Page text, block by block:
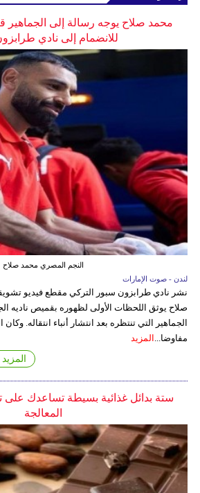
محمد صلاح يوجه رسالة إلى الجماهير
للانضمام إلى نادي
النجم المصري محمد صلاح
لندن - صوت الإمارات
نشر نادي طرابزون سبور التركي مقطع فيديو
صلاح يوثق اللحظات الأولى لظهوره بقميص ناديه
الجماهير التي تنتظره بعد انتشار أنباء انتقاله.
مفاوضا... المزيد
ستة بدائل غذائية بسيطة تساعدك على
المعالجة